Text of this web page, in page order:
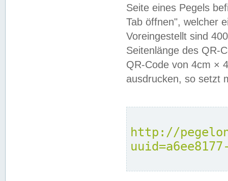
Seite eines Pegels
Tab öffnen", welcher
Voreingestellt sind
Seitenlänge des QR-
QR-Code von 4cm ×
ausdrucken, so setzt
http://